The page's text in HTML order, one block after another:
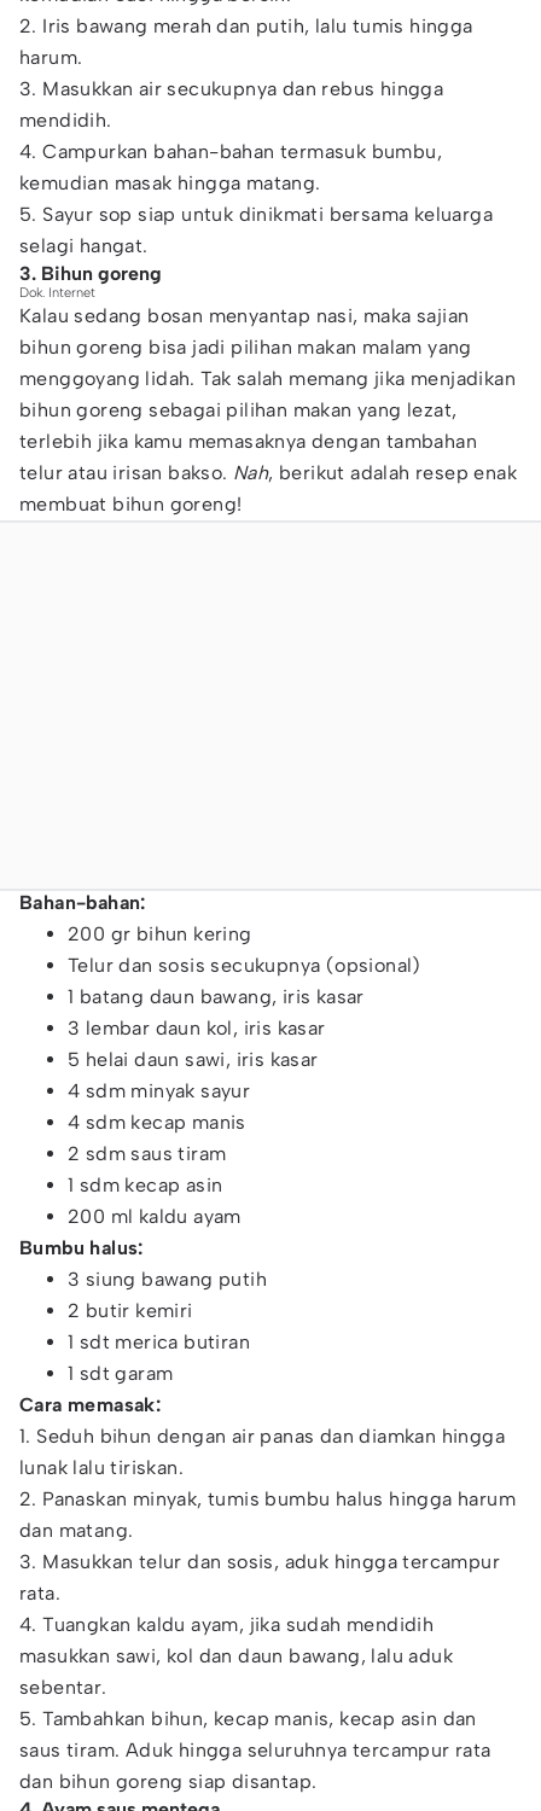
2. Iris bawang merah dan putih, lalu tumis hingga
harum.
3. Masukkan air secukupnya dan rebus hingga
mendidih.
4. Campurkan bahan-bahan termasuk bumbu,
kemudian masak hingga matang.
5. Sayur sop siap untuk dinikmati bersama keluarga
selagi hangat.
3. Bihun goreng
Dok. Internet
Kalau sedang bosan menyantap nasi, maka sajian
bihun goreng bisa jadi pilihan makan malam yang
menggoyang lidah. Tak salah memang jika menjadikan
bihun goreng sebagai pilihan makan yang lezat,
terlebih jika kamu memasaknya dengan tambahan
telur atau irisan bakso. Nah, berikut adalah resep enak
membuat bihun goreng!
Bahan-bahan:
200 gr bihun kering
Telur dan sosis secukupnya (opsional)
1 batang daun bawang, iris kasar
3 lembar daun kol, iris kasar
5 helai daun sawi, iris kasar
4 sdm minyak sayur
4 sdm kecap manis
2 sdm saus tiram
1 sdm kecap asin
200 ml kaldu ayam
Bumbu halus:
3 siung bawang putih
2 butir kemiri
1 sdt merica butiran
1 sdt garam
Cara memasak:
1. Seduh bihun dengan air panas dan diamkan hingga
lunak lalu tiriskan.
2. Panaskan minyak, tumis bumbu halus hingga harum
dan matang.
3. Masukkan telur dan sosis, aduk hingga tercampur
rata.
4. Tuangkan kaldu ayam, jika sudah mendidih
masukkan sawi, kol dan daun bawang, lalu aduk
sebentar.
5. Tambahkan bihun, kecap manis, kecap asin dan
saus tiram. Aduk hingga seluruhnya tercampur rata
dan bihun goreng siap disantap.